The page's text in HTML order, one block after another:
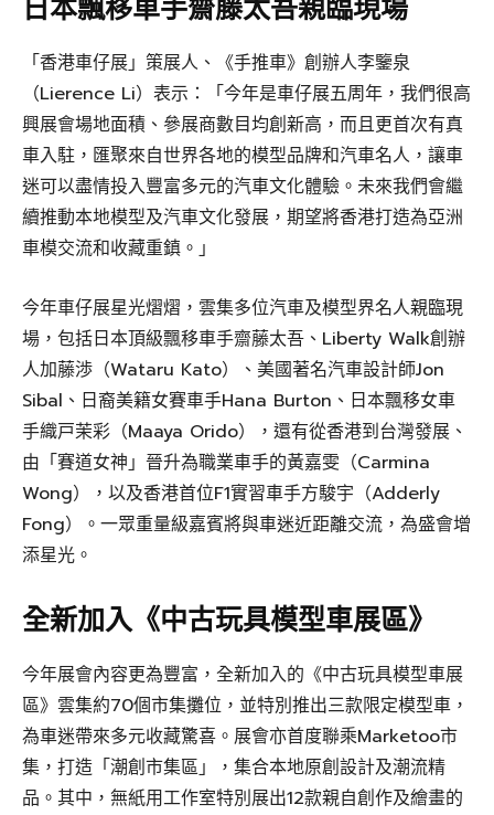
日本飄移車手齋藤太吾親臨現場
「香港車仔展」策展人、《手推車》創辦人李鑒泉
（Lierence Li）表示：「今年是車仔展五周年，我們很高
興展會場地面積、參展商數目均創新高，而且更首次有真
車入駐，匯聚來自世界各地的模型品牌和汽車名人，讓車
迷可以盡情投入豐富多元的汽車文化體驗。未來我們會繼
續推動本地模型及汽車文化發展，期望將香港打造為亞洲
車模交流和收藏重鎮。」
今年車仔展星光熠熠，雲集多位汽車及模型界名人親臨現
場，包括日本頂級飄移車手齋藤太吾、Liberty Walk創辦
人加藤渉（Wataru Kato）、美國著名汽車設計師Jon
Sibal、日裔美籍女賽車手Hana Burton、日本飄移女車
手織戸茉彩（Maaya Orido），還有從香港到台灣發展、
由「賽道女神」晉升為職業車手的黃嘉雯（Carmina
Wong），以及香港首位F1實習車手方駿宇（Adderly
Fong）。一眾重量級嘉賓將與車迷近距離交流，為盛會增
添星光。
全新加入《中古玩具模型車展區》
今年展會內容更為豐富，全新加入的《中古玩具模型車展
區》雲集約70個市集攤位，並特別推出三款限定模型車，
為車迷帶來多元收藏驚喜。展會亦首度聯乘Marketoo市
集，打造「潮創市集區」，集合本地原創設計及潮流精
品。其中，無紙用工作室特別展出12款親自創作及繪畫的